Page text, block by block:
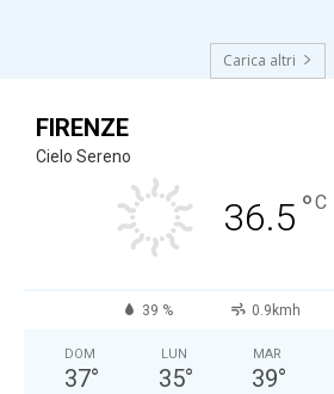
Carica altri
FIRENZE
Cielo Sereno
36.5 °C
39 % 0.9kmh
DOM
37°
LUN
35°
MAR
39°